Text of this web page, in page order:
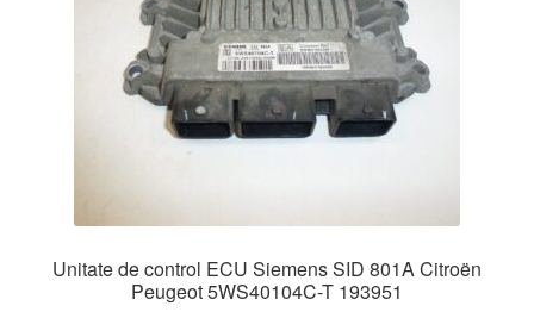
Unitate de control ECU Siemens SID 801A Citroën
Peugeot 5WS40104C-T 193951